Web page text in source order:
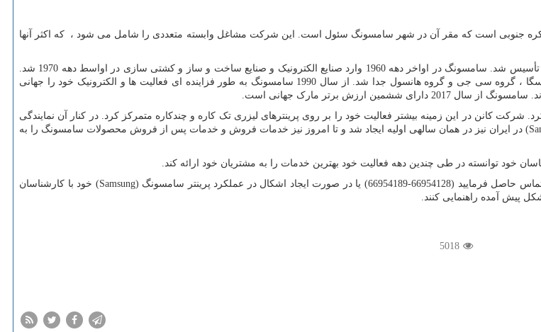
کره جنوبی است که مقر آن در شهر سامسونگ سئول است. این شرکت مشاغل وابسته متعددی را شامل می شود ، که اکثر آنها
) توسط لی بیونگ چول در سال 1938 به عنوان یک شرکت بازرگانی تأسیس شد. سامسونگ در اواخر دهه 1960 وارد صنایع الکترونیک و صنایع ساخت و ساز و کشتی سازی در اواسط دهه 1970 شد.
به دنبال مرگ لی در سال 1987 ، سامسونگ به چهار گروه تجاری - گروه سامسونگ ، گروه شینسگا ، گروه سی جی و گروه هانسول جدا شد. از سال 1990 سامسونگ به طور فزاینده ای فعالیت ها و الکترونیک خود را جهانی
ارزش برتر مارک جهانی است.
شرکت کانن در این زمینه بیشتر فعالیت خود را بر روی پرینترهای لیزری تک کاره و چندکاره متمرکز کرد. در کنار آن نمایندگی
) در ایران نیز در همان سالهی اولیه ایجاد شد و تا امروز نیز خدمات فروش و خدمات پس از فروش محصولات سامسونگ را به
خود توانسته در طی چندین دهه فعالیت خود بهترین خدمات را به مشتریان خود ارائه کند.
شما میتوانید به منظور خرید پرینترهای سامسونگ (Samsung) با نمایندگی سامسونگ (Samsung) تماس حاصل فرمایید (66954128-66954189) یا در صورت ایجاد اشکال در عملکرد پرینتر سامسونگ (Samsung) خود با کارشناسان
پیش آمده راهنمایی کنند.
5018